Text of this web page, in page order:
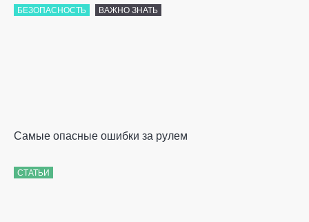
БЕЗОПАСНОСТЬ ВАЖНО ЗНАТЬ
Самые опасные ошибки за рулем
СТАТЬИ